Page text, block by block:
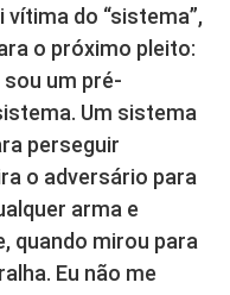
do “sistema”,
o próximo pleito:
sou um pré-
Um sistema
perseguir
o adversário para
arma e
quando mirou para
Eu não me